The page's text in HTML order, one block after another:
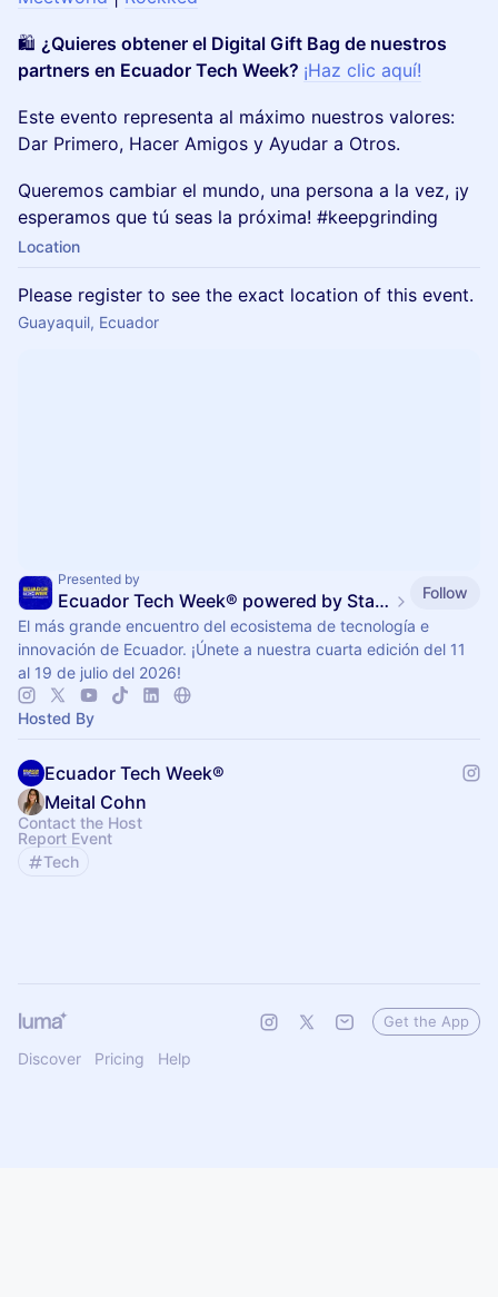
🛍️ ¿Quieres obtener el Digital Gift Bag de nuestros
partners en Ecuador Tech Week? ¡Haz clic aquí!
Este evento representa al máximo nuestros valores:
Dar Primero, Hacer Amigos y Ayudar a Otros.
Queremos cambiar el mundo, una persona a la vez, ¡y
esperamos que tú seas la próxima! #keepgrinding
Location
Please register to see the exact location of this event.
Guayaquil, Ecuador
Presented by
Ecuador Tech Week® powered by Startup Grind🚀
Follow
El más grande encuentro del ecosistema de tecnología e
innovación de Ecuador. ¡Únete a nuestra cuarta edición del 11
al 19 de julio del 2026!
Hosted By
Ecuador Tech Week®
Meital Cohn
Contact the Host
Report Event
Tech
Discover Pricing Help
Get the App